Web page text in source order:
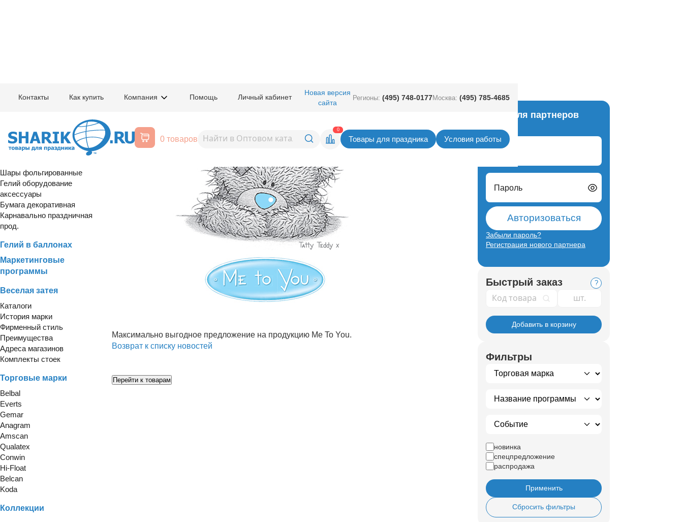
Контакты Как купить Компания Помощь Личный кабинет
Новая версия
сайта
Регионы: (495) 748-0177Москва: (495) 785-4685
0 товаров
0
Товары для праздника Условия работы
Воздушные шары, все для
праздника
Расширенный поиск
Шары фольгированные
Гелий оборудование
аксессуары
Бумага декоративная
Карнавально праздничная
прод.
Гелий в баллонах
Маркетинговые
программы
Веселая затея
Каталоги
История марки
Фирменный стиль
Преимущества
Адреса магазинов
Комплекты стоек
Торговые марки
Belbal
Everts
Gemar
Anagram
Amscan
Qualatex
Conwin
Hi-Float
Belcan
Koda
Коллекции
Максимально выгодное предложение на продукцию Me To You.
Возврат к списку новостей
Вход для партнеров
Логин
Пароль
Авторизоваться
Забыли пароль?
Регистрация нового партнера
Быстрый заказ ?
Код товара
Добавить в корзину
Фильтры
новинка
спецпредложение
распродажа
Применить
Сбросить фильтры